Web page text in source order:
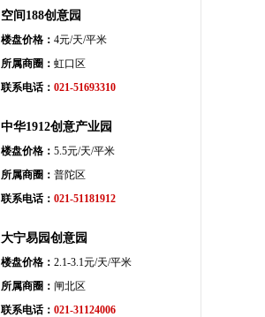
空间188创意园
楼盘价格： 4元/天/平米
所属商圈： 虹口区
联系电话： 021-51693310
中华1912创意产业园
楼盘价格： 5.5元/天/平米
所属商圈： 普陀区
联系电话： 021-51181912
大宁易园创意园
楼盘价格： 2.1-3.1元/天/平米
所属商圈： 闸北区
联系电话： 021-31124006